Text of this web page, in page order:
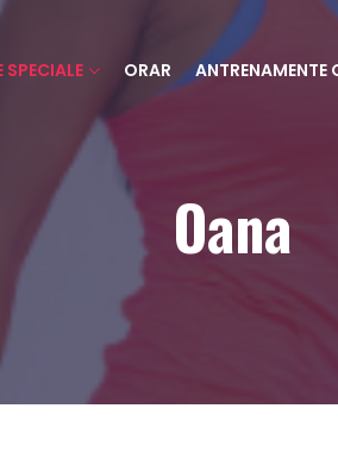
SPECIALE ORAR ANTRENAMENTE
Oana